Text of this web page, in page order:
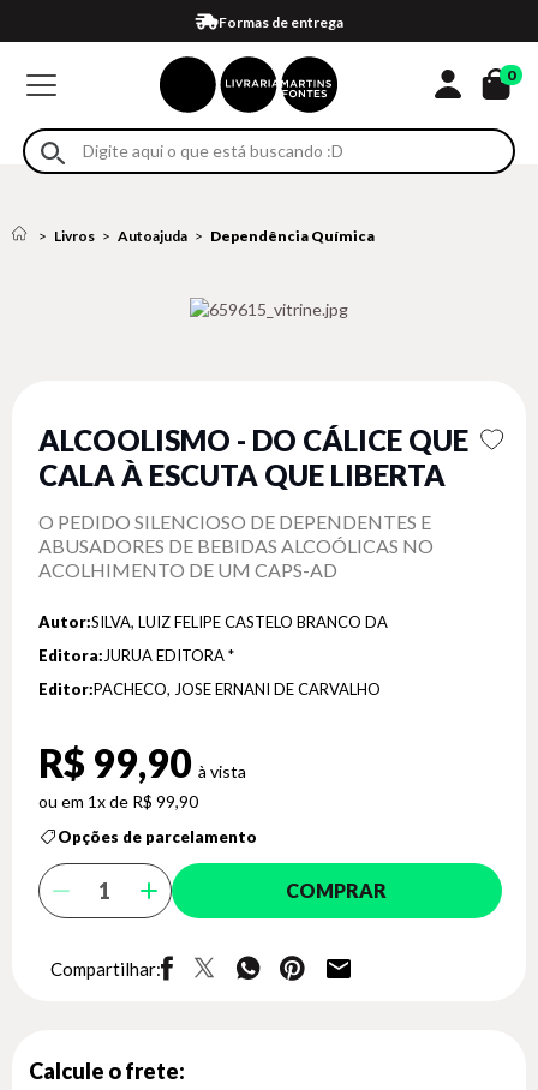
Formas de entrega
Compra 100% segura
Em até 4x sem juros no cartão*
Retire na loja
Eventos
0
Livros Autoajuda Dependência Química
ALCOOLISMO - DO CÁLICE QUE
CALA À ESCUTA QUE LIBERTA
O PEDIDO SILENCIOSO DE DEPENDENTES E
ABUSADORES DE BEBIDAS ALCOÓLICAS NO
ACOLHIMENTO DE UM CAPS-AD
Autor:SILVA, LUIZ FELIPE CASTELO BRANCO DA
Editora: JURUA EDITORA *
Editor:PACHECO, JOSE ERNANI DE CARVALHO
R$ 99,90
1x de R$ 99,90
Opções de parcelamento
COMPRAR
Compartilhar:
Calcule o frete: